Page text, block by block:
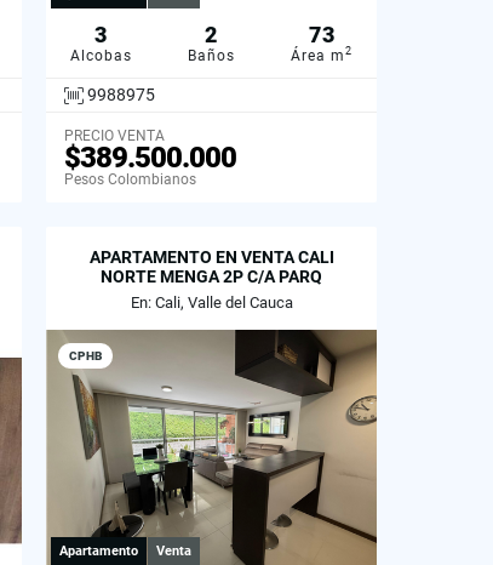
3
Alcobas
2
Baños
73
Área m 2
9988975
PRECIO VENTA
$389.500.000
Pesos Colombianos
APARTAMENTO EN VENTA CALI
NORTE MENGA 2P C/A PARQ
En: Cali, Valle del Cauca
CPHB
Apartamento Venta